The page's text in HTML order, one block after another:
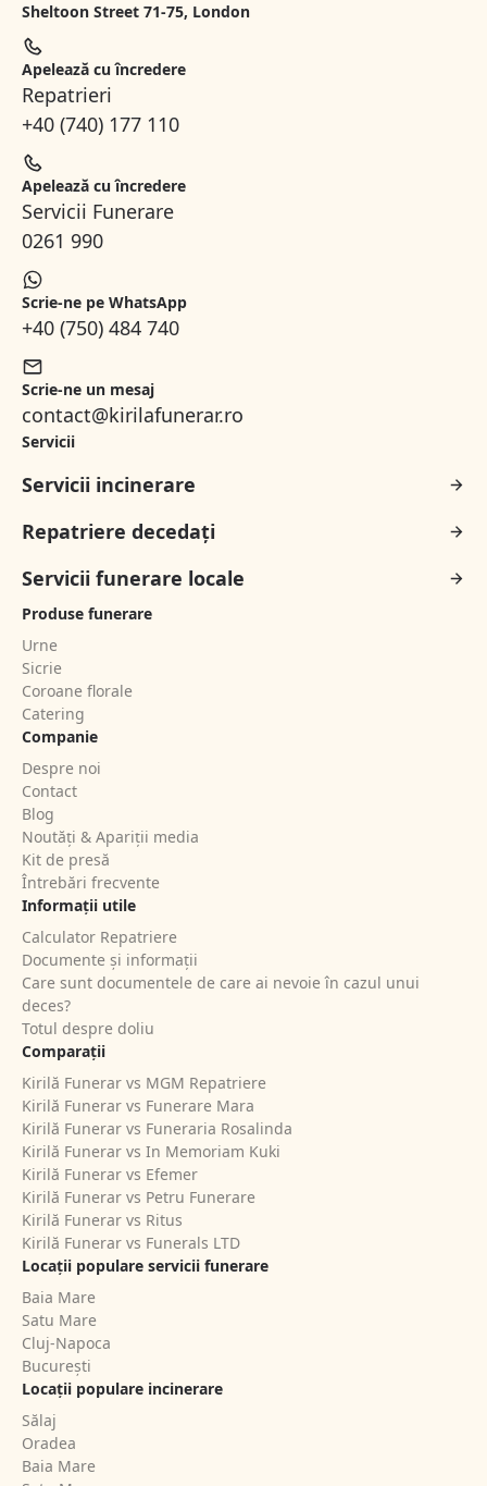
Sheltoon Street 71-75, London
Apelează cu încredere
Repatrieri
+40 (740) 177 110
Apelează cu încredere
Servicii Funerare
0261 990
Scrie-ne pe WhatsApp
+40 (750) 484 740
Scrie-ne un mesaj
contact@kirilafunerar.ro
Servicii
Servicii incinerare
Repatriere decedați
Servicii funerare locale
Produse funerare
Urne
Sicrie
Coroane florale
Catering
Companie
Despre noi
Contact
Blog
Noutăți & Apariții media
Kit de presă
Întrebări frecvente
Informații utile
Calculator Repatriere
Documente și informații
Care sunt documentele de care ai nevoie în cazul unui
deces?
Totul despre doliu
Comparații
Kirilă Funerar vs MGM Repatriere
Kirilă Funerar vs Funerare Mara
Kirilă Funerar vs Funeraria Rosalinda
Kirilă Funerar vs In Memoriam Kuki
Kirilă Funerar vs Efemer
Kirilă Funerar vs Petru Funerare
Kirilă Funerar vs Ritus
Kirilă Funerar vs Funerals LTD
Locații populare servicii funerare
Baia Mare
Satu Mare
Cluj-Napoca
București
Locații populare incinerare
Sălaj
Oradea
Baia Mare